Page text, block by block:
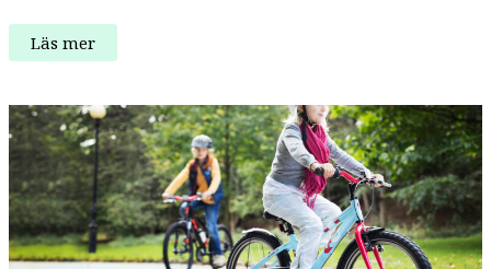
Klassikern:
New
–
den
perfekta
pappaskon
Läs mer